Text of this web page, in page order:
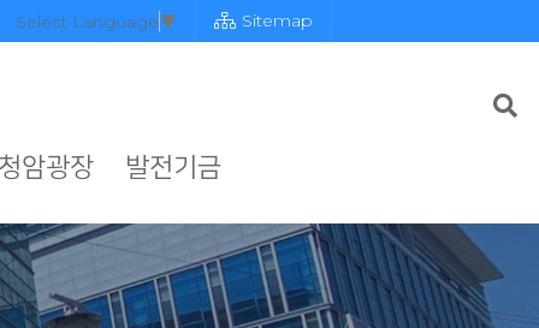
Select Language▼ Sitemap
암광장 발전기금